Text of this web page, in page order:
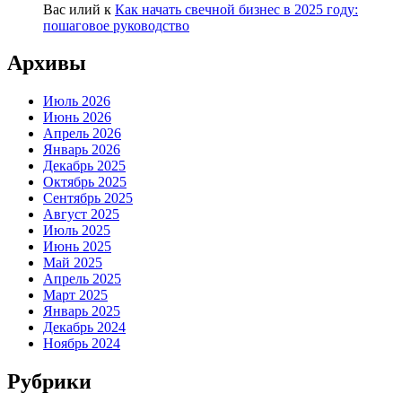
Вас илий к Как начать свечной бизнес в 2025 году:
пошаговое руководство
Архивы
Июль 2026
Июнь 2026
Апрель 2026
Январь 2026
Декабрь 2025
Октябрь 2025
Сентябрь 2025
Август 2025
Июль 2025
Июнь 2025
Май 2025
Апрель 2025
Март 2025
Январь 2025
Декабрь 2024
Ноябрь 2024
Рубрики